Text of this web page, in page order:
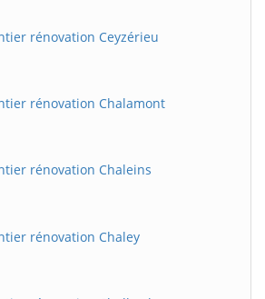
rénovation Ceyzérieu
rénovation Chalamont
rénovation Chaleins
rénovation Chaley